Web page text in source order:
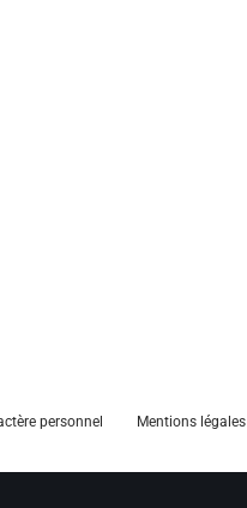
personnel Mentions légales